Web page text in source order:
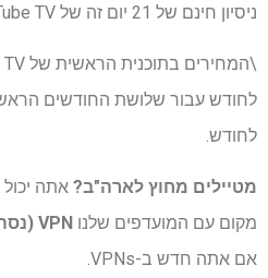
ניסיון חינם של 21 יום זה של YouTube TV.
לחודש.
מטיילים מחוץ לארה"ב?
מקום עם המועדפים שלנו VPN (נסה ללא סיכון)
אם אתה חדש ב-VPNs.